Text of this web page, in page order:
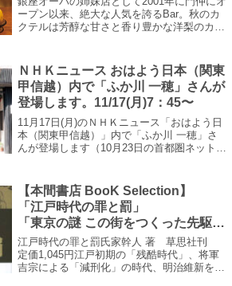
ープン以来、絶大な人気を誇るBar。秋のカ
クテルは芳醇な甘さと香り豊かな洋梨のカク
ＮＨＫニュース おはよう日本（関東
甲信越）内で「ふか川 一穂」さんが
登場します。11/17(月)7：45〜
11月17日(月)のＮＨＫニュース「おはよう日
本（関東甲信越）」内で「ふか川 一穂」さ
んが登場します（10月23日の首都圏ネットワ
【本間書店 BooK Selection】
「江戸時代の罪と罰」
「東京の謎 この街をつくった先駆者
たち」
江戸時代の罪と罰氏家幹人 著 草思社刊
定価1,045円江戸初期の「残酷時代」、将軍
吉宗による「減刑化」の時代、明治維新を迎